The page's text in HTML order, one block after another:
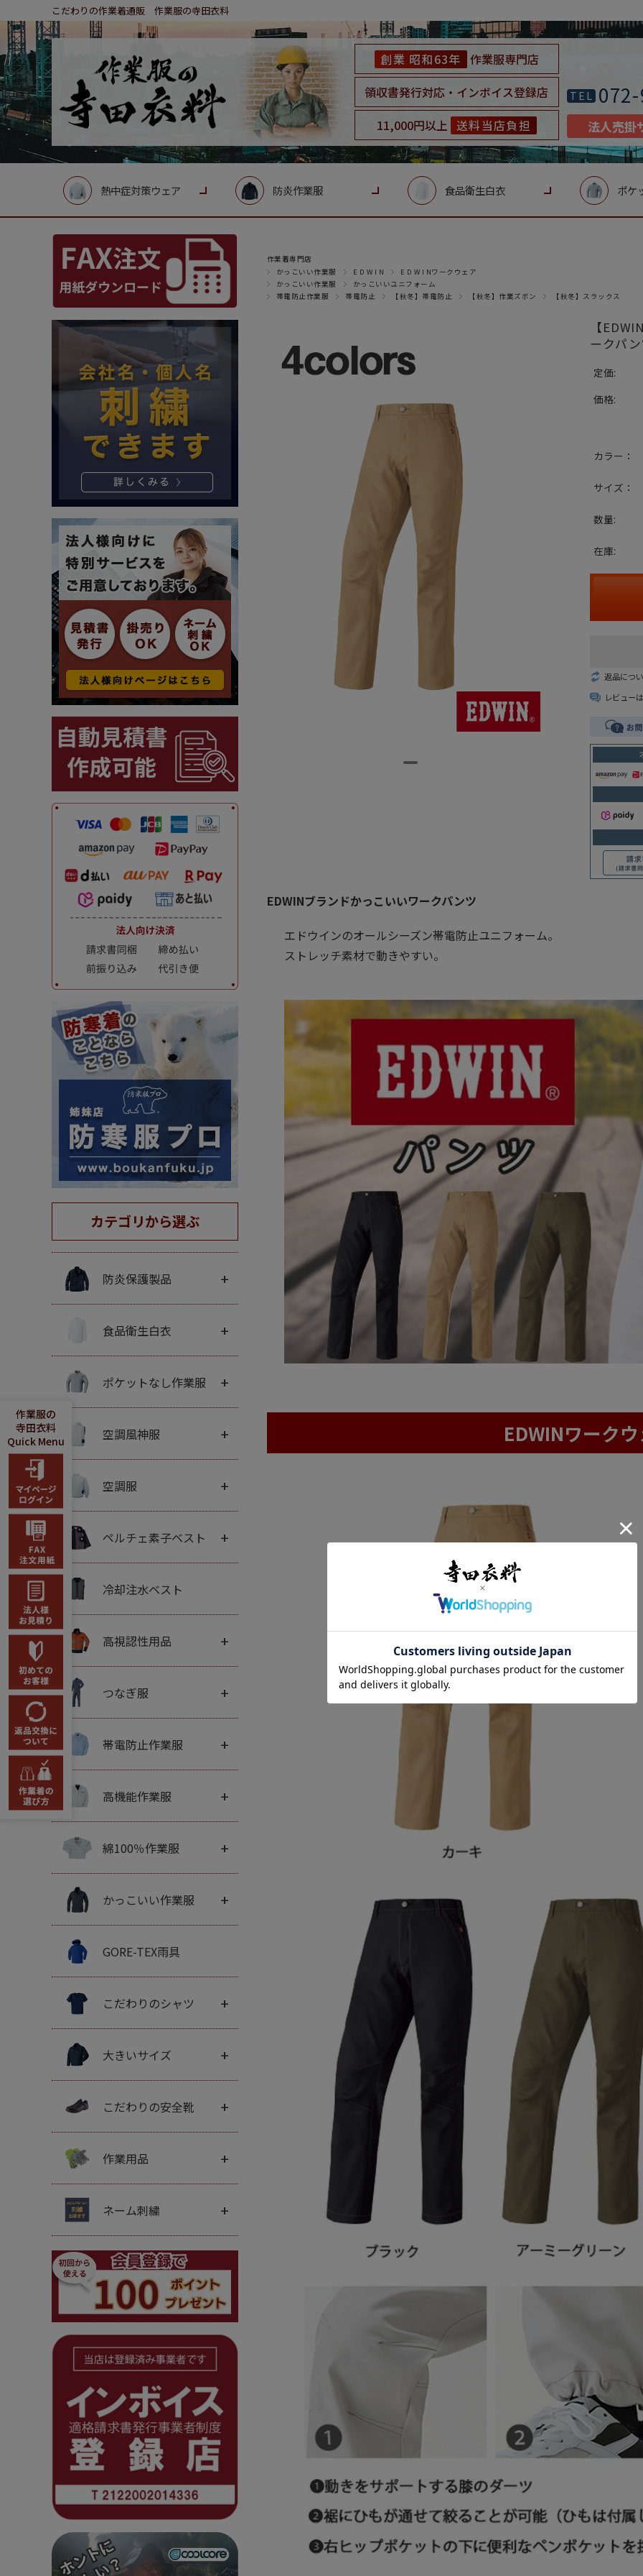
こだわりの作業着通販 作業服の寺田衣料
創業 昭和63年 作業服専門店
領収書発行対応・インボイス登録店
11,000円以上 送料当店負担
TEL
法人売掛
熱中症対策ウェア 防炎作業服 食品衛生白衣 ポケ
作業着専門店
かっこいい作業服
E D W I N
E D W I Nワークウェア
かっこいい作業服
かっこいいユニフォーム
帯電防止作業服
帯電防止 【秋冬】帯電防止 【秋冬】作業ズボン 【秋冬】スラックス
【
ークパ
定価:
価格:
カラー：
サイズ：
数量:
在庫:
返品につ
レビュー
EDWINブランドかっこいいワークパンツ
エドウインのオールシーズン帯電防止ユニフォーム。
ストレッチ素材で動きやすい。
EDWINワーク
カテゴリから選ぶ
防炎保護製品 +
食品衛生白衣 +
ポケットなし作業服 +
空調風神服 +
空調服 +
ペルチェ素子ベスト +
冷却注水ベスト
高視認性用品 +
つなぎ服 +
帯電防止作業服 +
高機能作業服 +
綿100％作業服 +
かっこいい作業服 +
GORE-TEX雨具
こだわりのシャツ +
大きいサイズ +
こだわりの安全靴 +
作業用品 +
ネーム刺繍 +
作業服の
寺田衣料
Quick Menu